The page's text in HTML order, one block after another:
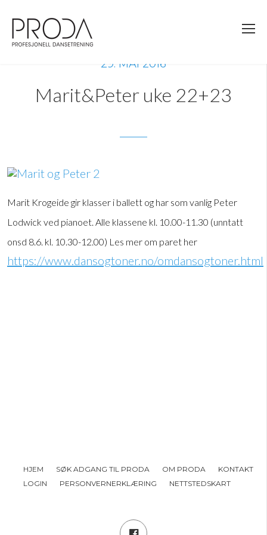
sidens
hovedinnhold
29. MAI 2016
Marit&Peter uke 22+23
Marit Krogeide gir klasser i ballett og har som vanlig Peter
Lodwick ved pianoet. Alle klassene kl. 10.00-11.30 (unntatt
onsd 8.6. kl. 10.30-12.00) Les mer om paret her
https://www.dansogtoner.no/omdansogtoner.html
HJEM SØK ADGANG TIL PRODA OM PRODA
KONTAKT
LOGIN
PERSONVERNERKLÆRING NETTSTEDSKART